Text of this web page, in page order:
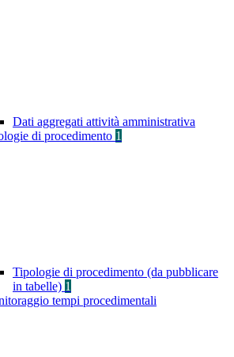
Dati aggregati attività amministrativa
di procedimento 1
Tipologie di procedimento (da pubblicare
in tabelle) 1
tempi procedimentali